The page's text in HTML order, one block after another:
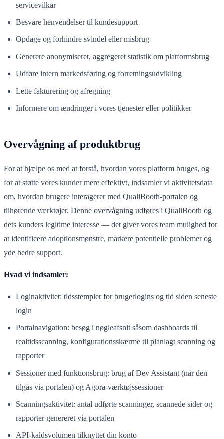
servicevilkår
Besvare henvendelser til kundesupport
Opdage og forhindre svindel eller misbrug
Generere anonymiseret, aggregeret statistik om platformsbrug
Udføre intern markedsføring og forretningsudvikling
Lette fakturering og afregning
Informere om ændringer i vores tjenester eller politikker
Overvågning af produktbrug
For at hjælpe os med at forstå, hvordan vores platform bruges, og
for at støtte vores kunder mere effektivt, indsamler vi aktivitetsdata
om, hvordan brugere interagerer med QualiBooth-portalen og
tilhørende værktøjer. Denne overvågning udføres i QualiBooth og
dets kunders legitime interesse — det giver vores team mulighed for
at identificere adoptionsmønstre, markere potentielle problemer og
yde bedre support.
Hvad vi indsamler:
Loginaktivitet: tidsstempler for brugerlogins og tid siden seneste
login
Portalnavigation: besøg i nøgleafsnit såsom dashboards til
realtidsscanning, konfigurationsskærme til planlagt scanning og
rapporter
Sessioner med funktionsbrug: brug af Dev Assistant (når den
tilgås via portalen) og Agora-værktøjssessioner
Scanningsaktivitet: antal udførte scanninger, scannede sider og
rapporter genereret via portalen
API-kaldsvolumen tilknyttet din konto